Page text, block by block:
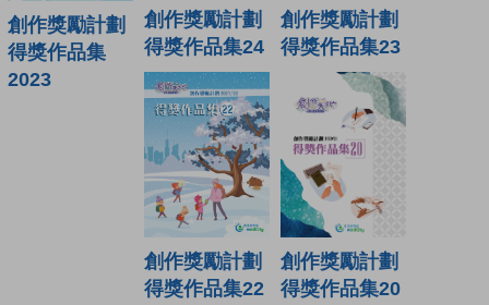
創作獎勵計劃
得獎作品集
2023
創作獎勵計劃
得獎作品集24
創作獎勵計劃
得獎作品集23
創作獎勵計劃
得獎作品集22
創作獎勵計劃
得獎作品集20